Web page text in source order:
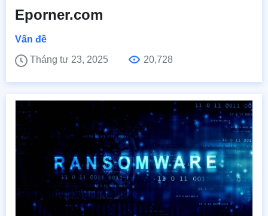
Eporner.com
Vấn đề
Tháng tư 23, 2025
20,728